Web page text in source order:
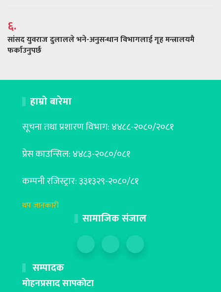
६.
सांसद युवराज दुलालले भने-अनुसन्धान विभागलाई गृह मन्त्रालयमै
फर्काउनुपर्छ
हाम्रो बारेमा
सूचना तथा प्रशारण विभाग: ४४८८-२०८०/२०८१
प्रेस काउन्सिल: ४४८३-२०८०/०८१
कम्पनी रजिस्ट्रार: ३३१३२९-२०८०/८१
थप जानकारी
सामाजिक संजाल
सम्पादक
माेहनप्रसाद सापकाेटा